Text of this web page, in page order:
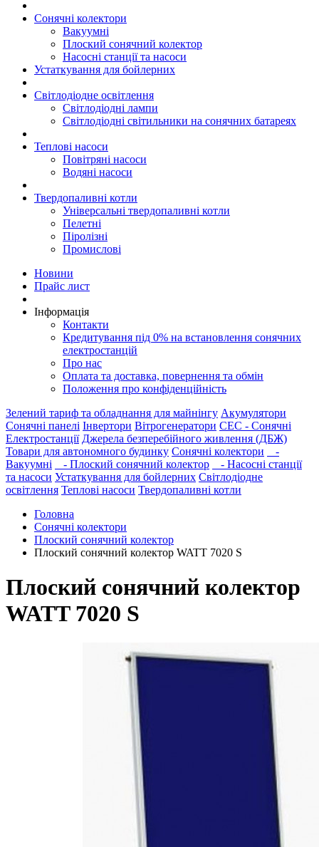
Сонячні колектори
Вакуумні
Плоский сонячний колектор
Насосні станції та насоси
Устаткування для бойлерних
Світлодіодне освітлення
Світлодіодні лампи
Світлодіодні світильники на сонячних батареях
Теплові насоси
Повітряні насоси
Водяні насоси
Твердопаливні котли
Універсальні твердопаливні котли
Пелетні
Піролізні
Промислові
Новини
Прайс лист
Інформація
Контакти
Кредитування під 0% на встановлення сонячних
електростанцій
Про нас
Оплата та доставка, повернення та обмін
Положення про конфіденційність
Зелений тариф та обладнання для майнінгу Акумулятори
Сонячні панелі Інвертори Вітрогенератори СЕС - Сонячні
Електростанції Джерела безперебійного живлення (ДБЖ)
Товари для автономного будинку Сонячні колектори
-
Вакуумні
- Плоский сонячний колектор
- Насосні станції
та насоси Устаткування для бойлерних Світлодіодне
освітлення Теплові насоси Твердопаливні котли
Головна
Сонячні колектори
Плоский сонячний колектор
Плоский сонячний колектор WATT 7020 S
Плоский сонячний колектор
WATT 7020 S